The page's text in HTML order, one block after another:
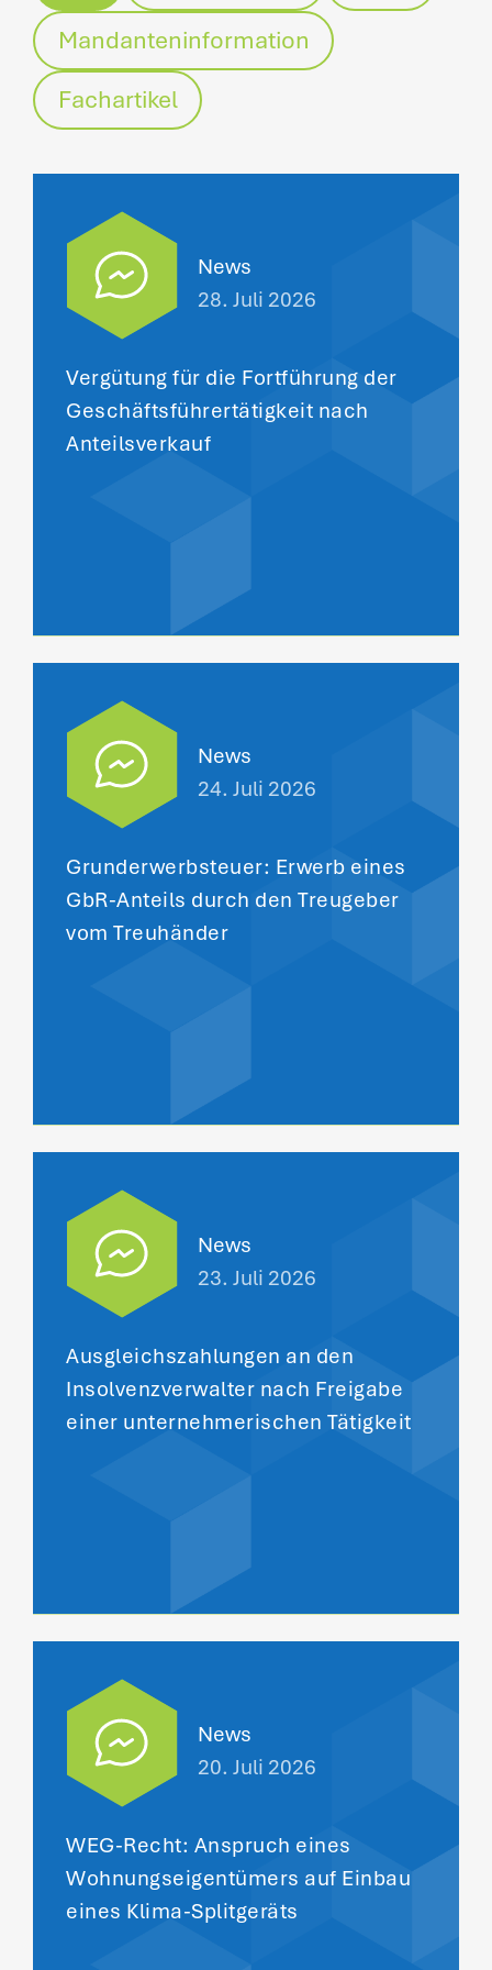
Mandanteninformation
Fachartikel
News
28. Juli 2026
Vergütung für die Fortführung der
Geschäftsführertätigkeit nach
Anteilsverkauf
News
24. Juli 2026
Grunderwerbsteuer: Erwerb eines
GbR-Anteils durch den Treugeber
vom Treuhänder
News
23. Juli 2026
Ausgleichszahlungen an den
Insolvenzverwalter nach Freigabe
einer unternehmerischen Tätigkeit
News
20. Juli 2026
WEG-Recht: Anspruch eines
Wohnungseigentümers auf Einbau
eines Klima-Splitgeräts